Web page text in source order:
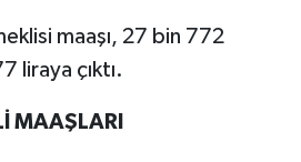
maaşı, 27 bin 772
liraya çıktı.
MAAŞLARI